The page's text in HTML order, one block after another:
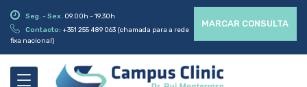
Seg. - Sex. 09.00h - 19.30h
Contacto: +351 255 489 063 (chamada para a rede
fixa nacional)
MARCAR CONSULTA